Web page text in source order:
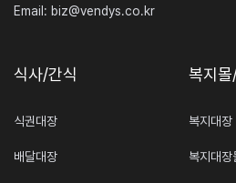
Email: biz@vendys.co.kr
식사/간식
식권대장
배달대장
복지
복지대장
복지대장